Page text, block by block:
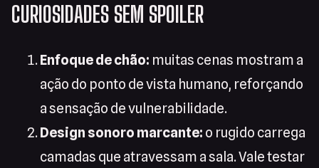
CURIOSIDADES SEM SPOILER
Enfoque de chão: muitas cenas mostram a
ação do ponto de vista humano, reforçando
a sensação de vulnerabilidade.
Design sonoro marcante: o rugido carrega
camadas que atravessam a sala. Vale testar